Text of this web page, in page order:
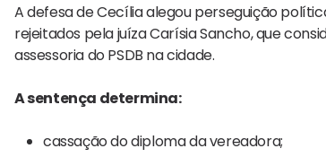
A defesa de Cecília alegou perseguição
rejeitados pela juíza Carísia Sancho, que
assessoria do PSDB na cidade.
A sentença determina:
cassação do diploma da vereadora;